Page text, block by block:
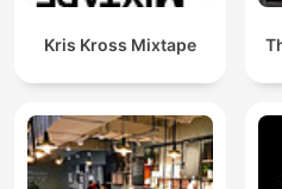
Kris Kross Mixtape